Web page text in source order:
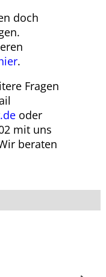
doch
.
Fragen
oder
mit uns
beraten